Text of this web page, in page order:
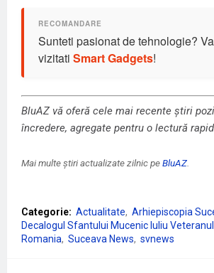
Sunteti pasionat de tehnologie?
vizitati Smart Gadgets!
BluAZ vă oferă cele mai recente știri
încredere, agregate pentru o lectură
Mai multe știri actualizate zilnic peBluAZ
Categorie: Actualitate
Arhiepiscopia
Decalogul Sfantului Mucenic Iuliu Veteranul
Romania
Suceava News svnews